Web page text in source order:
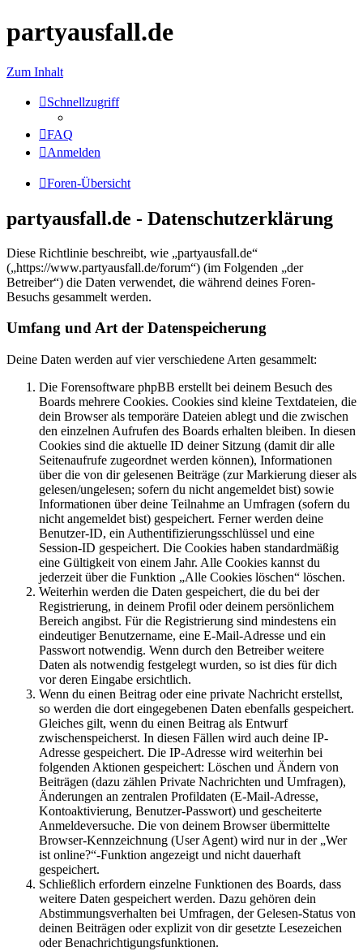
partyausfall.de
Zum Inhalt
Schnellzugriff
FAQ
Anmelden
Foren-Übersicht
partyausfall.de - Datenschutzerklärung
Diese Richtlinie beschreibt, wie „partyausfall.de“
(„https://www.partyausfall.de/forum“) (im Folgenden „der
Betreiber“) die Daten verwendet, die während deines Foren-
Besuchs gesammelt werden.
Umfang und Art der Datenspeicherung
Deine Daten werden auf vier verschiedene Arten gesammelt:
Die Forensoftware phpBB erstellt bei deinem Besuch des
Boards mehrere Cookies. Cookies sind kleine Textdateien, die
dein Browser als temporäre Dateien ablegt und die zwischen
den einzelnen Aufrufen des Boards erhalten bleiben. In diesen
Cookies sind die aktuelle ID deiner Sitzung (damit dir alle
Seitenaufrufe zugeordnet werden können), Informationen
über die von dir gelesenen Beiträge (zur Markierung dieser als
gelesen/ungelesen; sofern du nicht angemeldet bist) sowie
Informationen über deine Teilnahme an Umfragen (sofern du
nicht angemeldet bist) gespeichert. Ferner werden deine
Benutzer-ID, ein Authentifizierungsschlüssel und eine
Session-ID gespeichert. Die Cookies haben standardmäßig
eine Gültigkeit von einem Jahr. Alle Cookies kannst du
jederzeit über die Funktion „Alle Cookies löschen“ löschen.
Weiterhin werden die Daten gespeichert, die du bei der
Registrierung, in deinem Profil oder deinem persönlichem
Bereich angibst. Für die Registrierung sind mindestens ein
eindeutiger Benutzername, eine E-Mail-Adresse und ein
Passwort notwendig. Wenn durch den Betreiber weitere
Daten als notwendig festgelegt wurden, so ist dies für dich
vor deren Eingabe ersichtlich.
Wenn du einen Beitrag oder eine private Nachricht erstellst,
so werden die dort eingegebenen Daten ebenfalls gespeichert.
Gleiches gilt, wenn du einen Beitrag als Entwurf
zwischenspeicherst. In diesen Fällen wird auch deine IP-
Adresse gespeichert. Die IP-Adresse wird weiterhin bei
folgenden Aktionen gespeichert: Löschen und Ändern von
Beiträgen (dazu zählen Private Nachrichten und Umfragen),
Änderungen an zentralen Profildaten (E-Mail-Adresse,
Kontoaktivierung, Benutzer-Passwort) und gescheiterte
Anmeldeversuche. Die von deinem Browser übermittelte
Browser-Kennzeichnung (User Agent) wird nur in der „Wer
ist online?“-Funktion angezeigt und nicht dauerhaft
gespeichert.
Schließlich erfordern einzelne Funktionen des Boards, dass
weitere Daten gespeichert werden. Dazu gehören dein
Abstimmungsverhalten bei Umfragen, der Gelesen-Status von
deinen Beiträgen oder explizit von dir gesetzte Lesezeichen
oder Benachrichtigungsfunktionen.